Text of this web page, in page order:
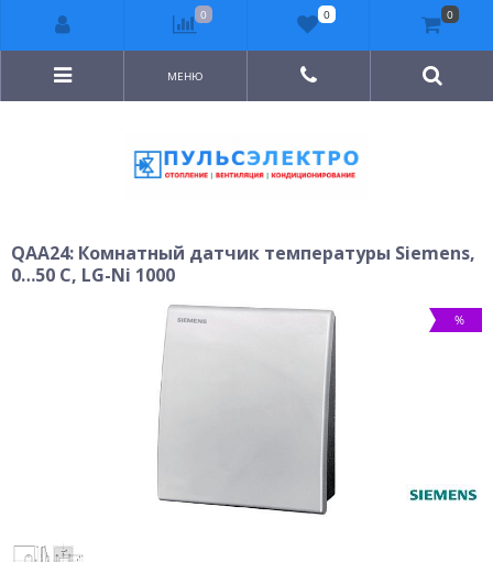
МЕНЮ
QAA24: Комнатный датчик температуры Siemens,
0…50 C, LG-Ni 1000
%
0 0 0